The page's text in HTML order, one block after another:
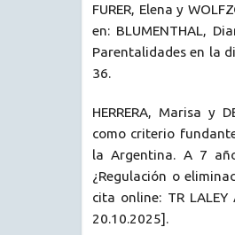
FURER, Elena y
en: BLUMENTHAL,
Parentalidades en la
36.
HERRERA, Marisa y
como criterio
la Argentina. A 7
¿Regulación o
cita online: TR
20.10.2025].